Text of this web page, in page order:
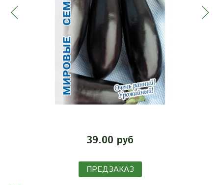
39.00 руб
ПРЕДЗАКАЗ